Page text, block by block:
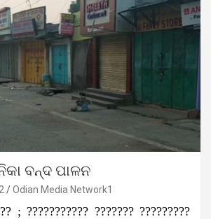
ବନ୍ଦ ପାଳନ
Odian Media Network1
; ??????????? ??????? ?????????